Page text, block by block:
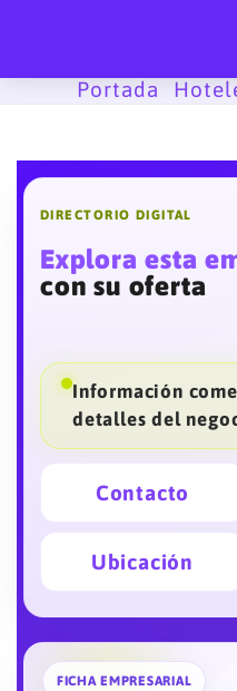
contenidoPortada
DIRECTORIO DIGITAL
Explora esta
con su oferta
Información
detalles del
Contacto
Ubicación
FICHA EMPRESARIAL